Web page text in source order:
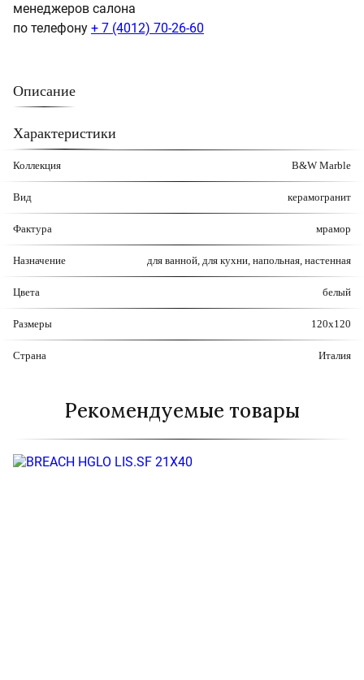
менеджеров салона
по телефону + 7 (4012) 70-26-60
Описание
Характеристики
Коллекция B&W Marble
Вид керамогранит
Фактура мрамор
Назначение для ванной, для кухни, напольная, настенная
Цвета белый
Размеры 120x120
Страна Италия
Рекомендуемые товары